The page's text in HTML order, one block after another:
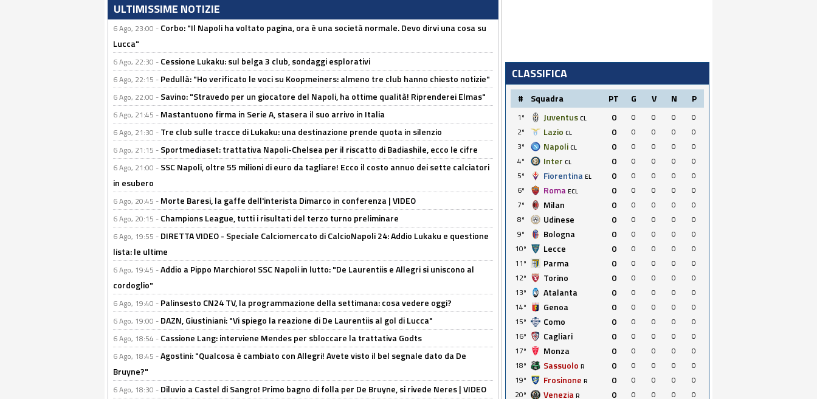
ULTIMISSIME NOTIZIE
6 Ago, 23:00 - Corbo: "Il Napoli ha voltato pagina, ora è una società normale. Devo dirvi una cosa su
Lucca"
6 Ago, 22:30 - Cessione Lukaku: sul belga 3 club, sondaggi esplorativi
6 Ago, 22:15 - Pedullà: "Ho verificato le voci su Koopmeiners: almeno tre club hanno chiesto notizie"
6 Ago, 22:00 - Savino: "Stravedo per un giocatore del Napoli, ha ottime qualità! Riprenderei Elmas"
6 Ago, 21:45 - Mastantuono firma in Serie A, stasera il suo arrivo in Italia
6 Ago, 21:30 - Tre club sulle tracce di Lukaku: una destinazione prende quota in silenzio
6 Ago, 21:15 - Sportmediaset: trattativa Napoli-Chelsea per il riscatto di Badiashile, ecco le cifre
6 Ago, 21:00 - SSC Napoli, oltre 55 milioni di euro da tagliare! Ecco il costo annuo dei sette calciatori
in esubero
6 Ago, 20:45 - Morte Baresi, la gaffe dell'interista Dimarco in conferenza | VIDEO
6 Ago, 20:15 - Champions League, tutti i risultati del terzo turno preliminare
6 Ago, 19:55 - DIRETTA VIDEO - Speciale Calciomercato di CalcioNapoli 24: Addio Lukaku e questione
lista: le ultime
6 Ago, 19:45 -Addio a Pippo Marchioro! SSC Napoli in lutto: "De Laurentiis e Allegri si uniscono al
cordoglio"
6 Ago, 19:40 - Palinsesto CN24 TV, la programmazione della settimana: cosa vedere oggi?
6 Ago, 19:00 - DAZN, Giustiniani: "Vi spiego la reazione di De Laurentiis al gol di Lucca"
6 Ago, 18:54 - Cassione Lang: interviene Mendes per sbloccare la trattativa Godts
6 Ago, 18:45 -Agostini: "Qualcosa è cambiato con Allegri! Avete visto il bel segnale dato da De
Bruyne?"
6 Ago, 18:30 - Diluvio a Castel di Sangro! Primo bagno di folla per De Bruyne, si rivede Neres | VIDEO
CLASSIFICA
# Squadra PT G V N P
1º Juventus CL 0 0 0 0
0
2º
Lazio CL 0 0 0 0
0
3º
Napoli CL 0 0 0 0
0
4º
Inter CL 0 0 0 0
0
5º
Fiorentina EL 0 0 0 0
0
6º
Roma ECL 0 0 0 0
0
7º
Milan 0 0 0 0
0
8º
Udinese 0 0 0 0
0
9º
Bologna 0 0 0 0
0
10º
Lecce 0 0 0 0
0
11º
Parma 0 0 0 0
0
12º
Torino 0 0 0 0
0
13º
Atalanta 0 0 0 0
0
14º
Genoa 0 0 0 0
0
15º
Como 0 0 0 0
0
16º
Cagliari 0 0 0 0
0
17º
Monza 0 0 0 0
0
18º
Sassuolo R 0 0 0 0
0
19º
Frosinone R 0 0 0 0
0
20º
Venezia R 0 0 0 0 0